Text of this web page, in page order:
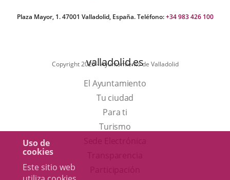
Uso de
cookies
Este sitio web
Plaza Mayor, 1. 47001 Valladolid, España. Teléfono:+34 983 426 100
Copyright 2025 - Ayuntamiento de Valladolid
valladolid.es
El Ayuntamiento
Tu ciudad
Para ti
TurismoEste